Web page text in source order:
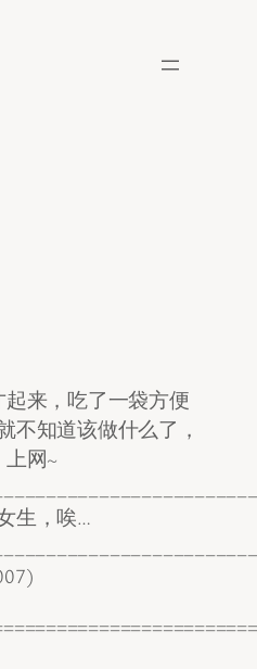
来，吃了一袋方便
不知道该做什么了，
网~
生，唉…